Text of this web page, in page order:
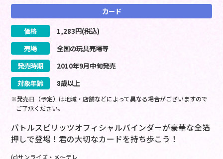
カード
価格 1,283円(税込)
売場
全国の玩具売場等
発売時期
2010年9月中旬発売
対象年齢
8歳以上
※発売日（予定）は地域・店舗などによって異なる場合がございますので
ご了承ください。
バトルスピリッツオフィシャルバインダーが豪華な全箔
押しで登場！君の大切なカードを持ち歩こう！
(c)サンライズ・メ～テレ